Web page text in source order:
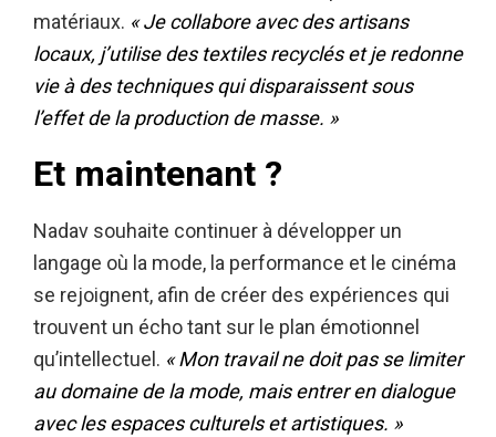
matériaux. « Je collabore avec des artisans
locaux, j’utilise des textiles recyclés et je redonne
vie à des techniques qui disparaissent sous
l’effet de la production de masse. »
Et maintenant ?
Nadav souhaite continuer à développer un
langage où la mode, la performance et le cinéma
se rejoignent, afin de créer des expériences qui
trouvent un écho tant sur le plan émotionnel
qu’intellectuel. « Mon travail ne doit pas se limiter
au domaine de la mode, mais entrer en dialogue
avec les espaces culturels et artistiques. »